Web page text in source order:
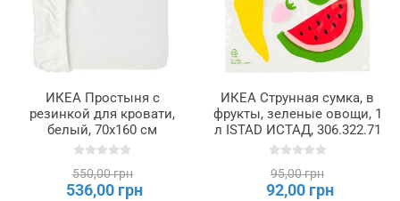
ИКЕА Простыня с
резинкой для кровати,
белый, 70x160 см
BARNDRÖM, 906.228.63
550,00 грн
536,00 грн
ИКЕА Струнная сумка, в
фрукты, зеленые овощи, 1
л ISTAD ИСТАД, 306.322.71
95,00 грн
92,00 грн